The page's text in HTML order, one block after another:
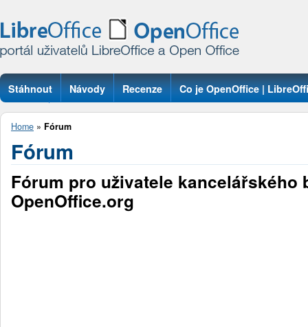
Stáhnout Návody Recenze Co je OpenOffice |
Otázky
Home » Fórum
Fórum
Fórum pro uživatele kancelářského
OpenOffice.org